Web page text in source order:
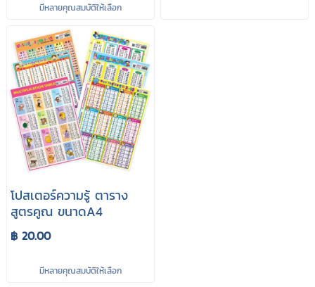
มีหลายคุณสมบัติให้เลือก
โปสเตอร์ความรู้ ตาราง
สูตรคูณ ขนาดA4
฿ 20.00
มีหลายคุณสมบัติให้เลือก